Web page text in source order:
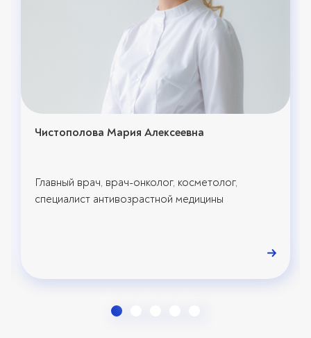
Чистополова Мария Алексеевна
Главный врач, врач-онколог, косметолог,
специалист антивозрастной медицины